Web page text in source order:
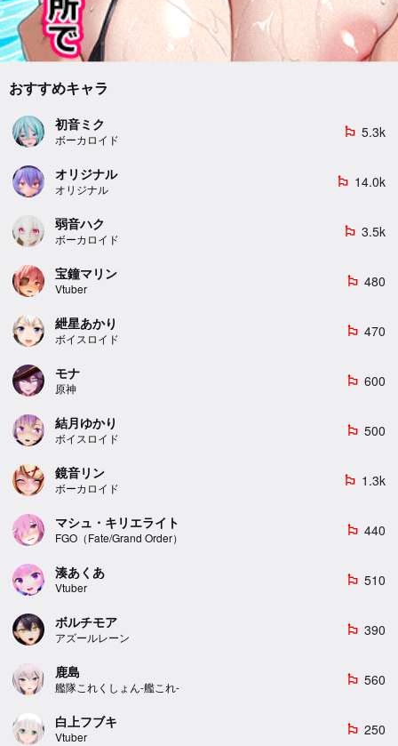
おすすめキャラ
初音ミク
ボーカロイド
emoji_flags 5.3k
オリジナル
オリジナル
emoji_flags 14.0k
弱音ハク
ボーカロイド
emoji_flags 3.5k
宝鐘マリン
Vtuber
emoji_flags 480
紲星あかり
ボイスロイド
emoji_flags 470
モナ
原神
emoji_flags 600
結月ゆかり
ボイスロイド
emoji_flags 500
鏡音リン
ボーカロイド
emoji_flags 1.3k
マシュ・キリエライト
FGO（Fate/Grand Order）
emoji_flags 440
湊あくあ
Vtuber
emoji_flags 510
ボルチモア
アズールレーン
emoji_flags 390
鹿島
艦隊これくしょん-艦これ-
emoji_flags 560
白上フブキ
Vtuber
emoji_flags 250